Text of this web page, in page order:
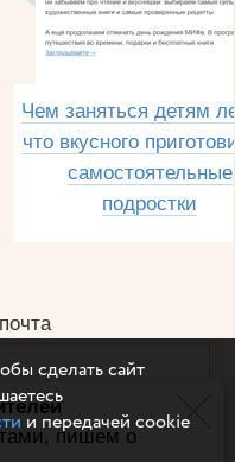
пишем о
Чем заняться детям
что вкусного
самостоятельные
подростки
смс
сделать сайт
и передачей cookie